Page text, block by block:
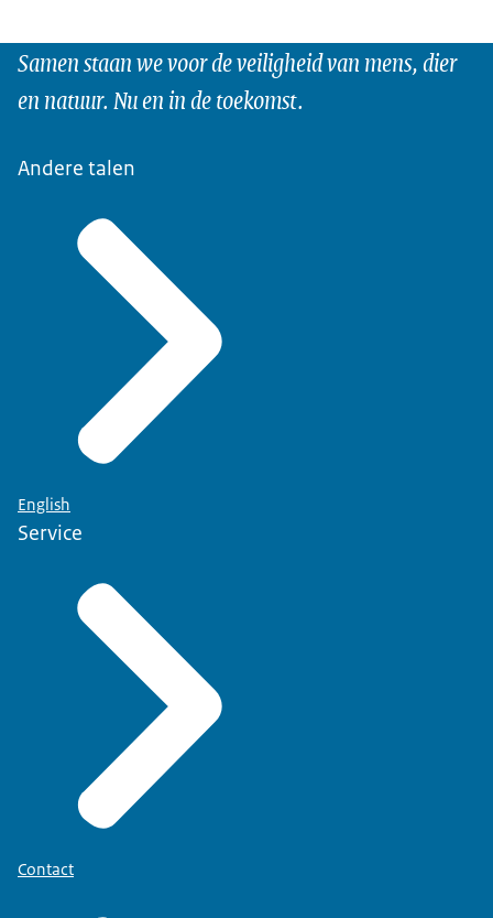
Samen staan we voor de veiligheid van mens, dier
en natuur. Nu en in de toekomst.
Andere talen
English
Service
Contact